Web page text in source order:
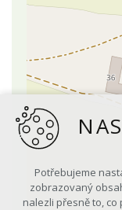
Potřebujeme
zobrazovaný
nalezli přesně to,